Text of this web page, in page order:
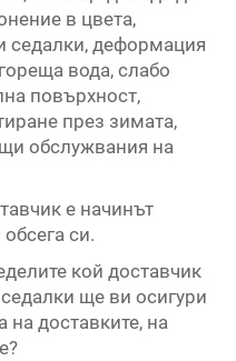
в цвета,
седалки, деформация
вода, слабо
повърхност,
през зимата,
обслужвания на
е начинът
си.
кой доставчик
ще ви осигури
на доставките, на